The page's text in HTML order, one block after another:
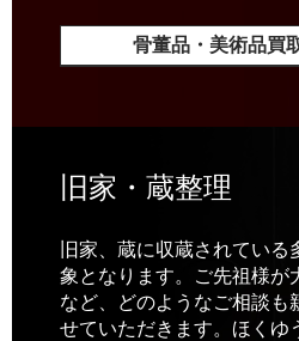
骨董品・美術品買
旧家・蔵整理
旧家、蔵に収蔵されてい
象となります。ご先祖様が
など、どのようなご相談も
せていただきます。ほくゆ